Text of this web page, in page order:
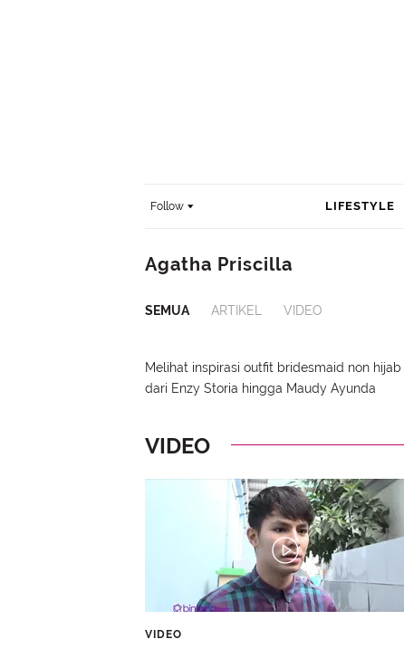
Follow LIFESTYLE
Agatha Priscilla
SEMUA ARTIKEL VIDEO
Melihat inspirasi outfit bridesmaid non hijab
dari Enzy Storia hingga Maudy Ayunda
VIDEO
VIDEO